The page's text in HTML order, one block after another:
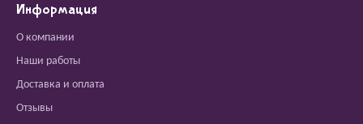
Информация
О компании
Наши работы
Доставка и оплата
Отзывы